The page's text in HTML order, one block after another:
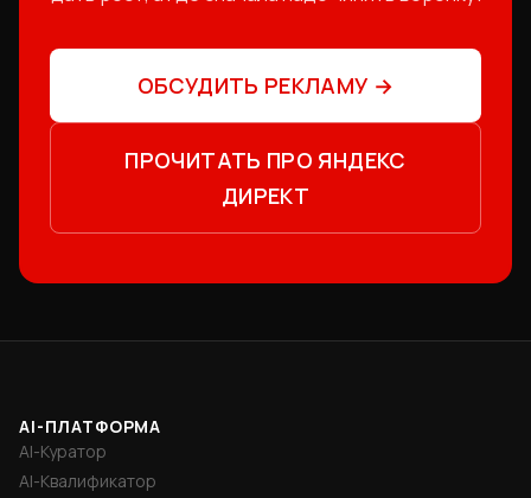
ОБСУДИТЬ РЕКЛАМУ →
ПРОЧИТАТЬ ПРО ЯНДЕКС
ДИРЕКТ
AI-ПЛАТФОРМА
AI-Куратор
AI-Квалификатор